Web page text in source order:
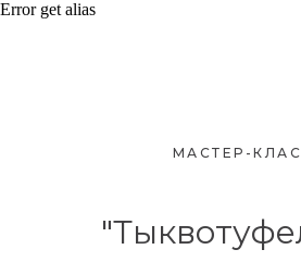
Error get alias
МАСТЕР-